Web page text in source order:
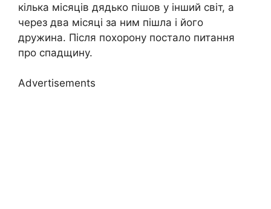
кілька місяців дядько пішов у інший світ, а
через два місяці за ним пішла і його
дружина. Після похорону постало питання
про спадщину.
Advertisements